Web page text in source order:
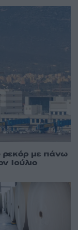
ρεκόρ με πάνω
Ιούλιο